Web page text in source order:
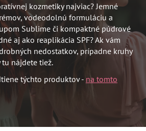
kozmetiky najviac? Jemné
vodeodolnú formuláciu a
Sublime či kompaktné púdrové
aj ako reaplikácia SPF? Ak vám
nedostatkov, prípadne kruhy
nájdete tiež.
týchto produktov - na tomto